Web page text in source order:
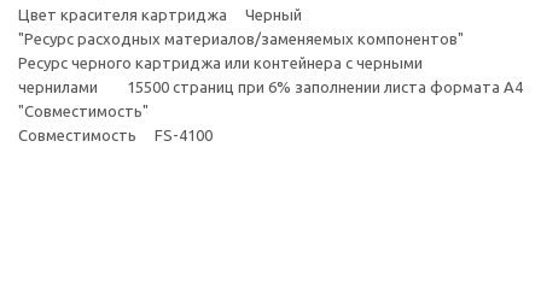
Цвет красителя картриджа Черный
"Ресурс расходных материалов/заменяемых компонентов"
Ресурс черного картриджа или контейнера с черными
чернилами 15500 страниц при 6% заполнении листа формата А4
"Совместимость"
Совместимость FS-4100